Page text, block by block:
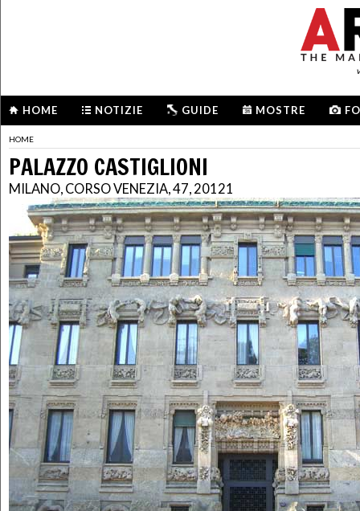
HOME NOTIZIE GUIDE MOSTRE
HOME
PALAZZO CASTIGLIONI
MILANO, CORSO VENEZIA, 47, 20121